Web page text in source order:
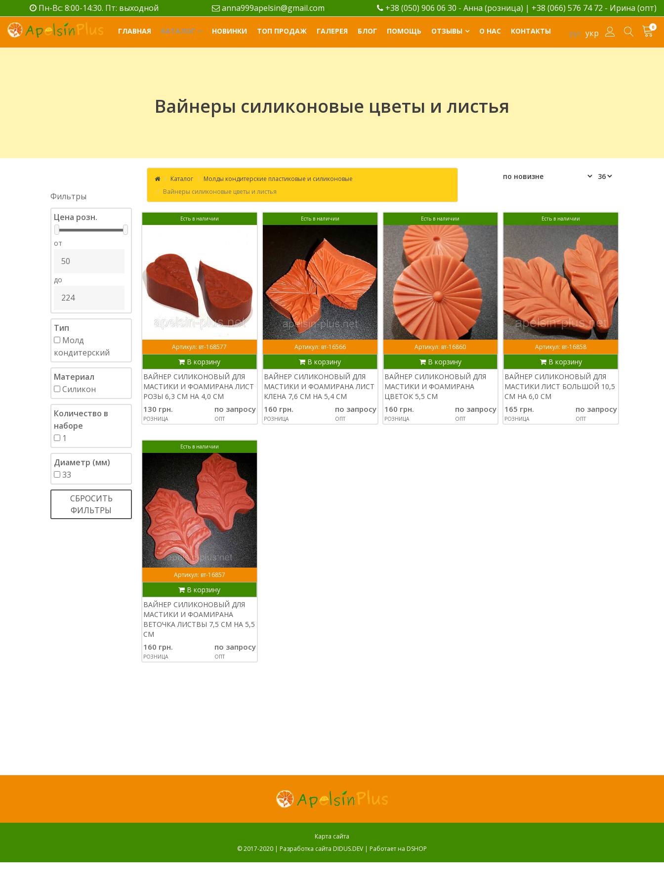
Пн-Вс: 8:00-14:30. Пт: выходной anna999apelsin@gmail.com +38 (050) 906 06 30 - Анна (розница) | +38 (066) 576 74 72 - Ирина (опт)
рус укр
0
ГЛАВНАЯ КАТАЛОГ НОВИНКИ ТОП ПРОДАЖ ГАЛЕРЕЯ БЛОГ ПОМОЩЬ ОТЗЫВЫ О НАС КОНТАКТЫ
Вайнеры силиконовые цветы и листья
Фильтры
Цена розн.
от
до
Тип
Молд
кондитерский
Материал
Силикон
Количество в
наборе
1
Диаметр (мм)
33
СБРОСИТЬ
ФИЛЬТРЫ
Каталог
Молды кондитерские пластиковые и силиконовые
Вайнеры силиконовые цветы и листья
Есть в наличии
Артикул: вт-168577
В корзину
ВАЙНЕР СИЛИКОНОВЫЙ ДЛЯ
МАСТИКИ И ФОАМИРАНА ЛИСТ
РОЗЫ 6,3 СМ НА 4,0 СМ
130 грн.
РОЗНИЦА
по запросу
ОПТ
Есть в наличии
Артикул: вт-16566
В корзину
ВАЙНЕР СИЛИКОНОВЫЙ ДЛЯ
МАСТИКИ И ФОАМИРАНА ЛИСТ
КЛЕНА 7,6 СМ НА 5,4 СМ
160 грн.
РОЗНИЦА
по запросу
ОПТ
Есть в наличии
Артикул: вт-16860
В корзину
ВАЙНЕР СИЛИКОНОВЫЙ ДЛЯ
МАСТИКИ И ФОАМИРАНА
ЦВЕТОК 5,5 СМ
160 грн.
РОЗНИЦА
по запросу
ОПТ
Есть в наличии
Артикул: вт-16858
В корзину
ВАЙНЕР СИЛИКОНОВЫЙ ДЛЯ
МАСТИКИ ЛИСТ БОЛЬШОЙ 10,5
СМ НА 6,0 СМ
165 грн.
РОЗНИЦА
по запросу
ОПТ
Есть в наличии
Артикул: вт-16857
В корзину
ВАЙНЕР СИЛИКОНОВЫЙ ДЛЯ
МАСТИКИ И ФОАМИРАНА
ВЕТОЧКА ЛИСТВЫ 7,5 СМ НА 5,5
СМ
160 грн.
РОЗНИЦА
по запросу
ОПТ
Карта сайта
© 2017-2020 | Разработка сайта DIDUS.DEV | Работает на DSHOP